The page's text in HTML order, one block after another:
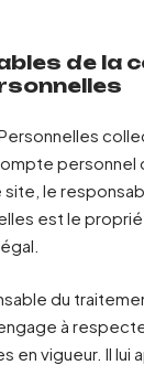
de la
personnel
site, le
est le
du
à
en vigueur. Il lui